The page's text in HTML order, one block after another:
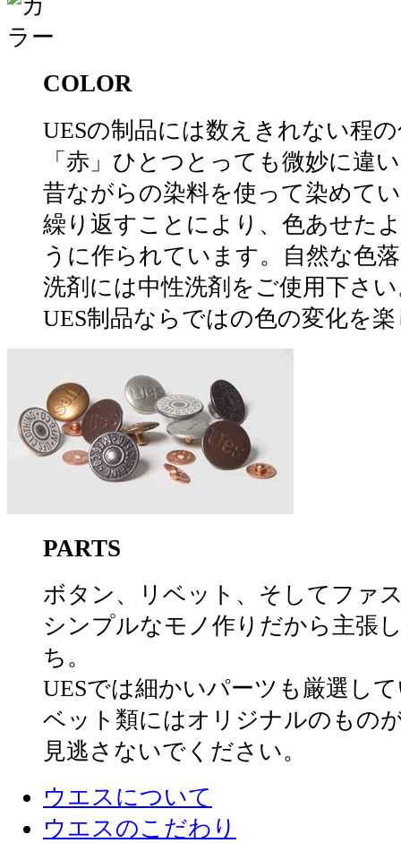
COLOR
UESの制品には数えきれない程
「赤」ひとつとっても微妙に違
昔ながらの染料を使って染めて
繰り返すことにより、色あせた
うに作られています。自然な色
洗剤には中性洗剤をご使用下さ
UES制品ならではの色の変化を
PARTS
ボタン、リベット、そしてフ
シンプルなモノ作りだから主張
ち。
UESでは細かいパーツも厳選し
ベット類にはオリジナルのもの
見逃さないでください。
ウエスについて
ウエスのこだわり